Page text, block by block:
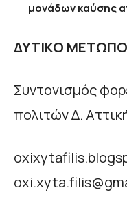
μονάδων καύσης
ΔΥΤΙΚΟ ΜΕΤΩΠΟ
Συντονισμός
πολιτών Δ.